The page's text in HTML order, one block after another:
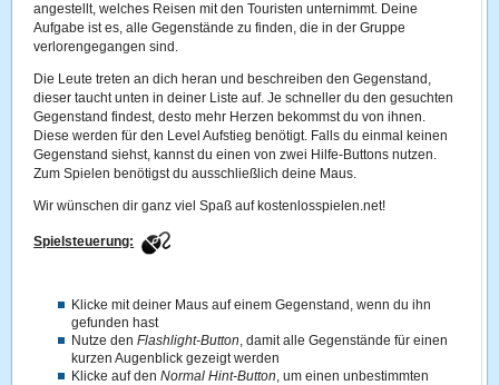
angestellt, welches Reisen mit den Touristen unternimmt. Deine
Aufgabe ist es, alle Gegenstände zu finden, die in der Gruppe
verlorengegangen sind.
Die Leute treten an dich heran und beschreiben den Gegenstand,
dieser taucht unten in deiner Liste auf. Je schneller du den gesuchten
Gegenstand findest, desto mehr Herzen bekommst du von ihnen.
Diese werden für den Level Aufstieg benötigt. Falls du einmal keinen
Gegenstand siehst, kannst du einen von zwei Hilfe-Buttons nutzen.
Zum Spielen benötigst du ausschließlich deine Maus.
Wir wünschen dir ganz viel Spaß auf kostenlosspielen.net!
Spielsteuerung:
Klicke mit deiner Maus auf einem Gegenstand, wenn du ihn
gefunden hast
Nutze denFlashlight-Button, damit alle Gegenstände für einen
kurzen Augenblick gezeigt werden
Klicke auf denNormal Hint-Button, um einen unbestimmten